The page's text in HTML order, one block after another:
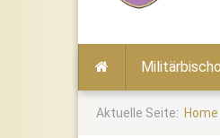
Home
Aktuelle Seite: Home